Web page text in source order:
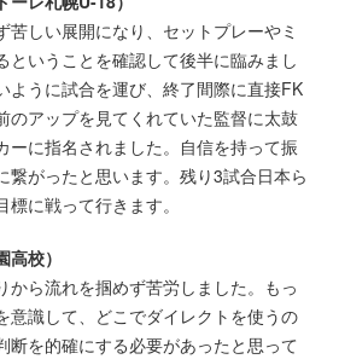
苦しい展開になり、セットプレーやミ
ということを確認して後半に臨みまし
ように試合を運び、終了間際に直接FK
のアップを見てくれていた監督に太鼓
ーに指名されました。自信を持って振
繋がったと思います。残り3試合日本ら
に戦って行きます。
校）
から流れを掴めず苦労しました。もっ
意識して、どこでダイレクトを使うの
断を的確にする必要があったと思って